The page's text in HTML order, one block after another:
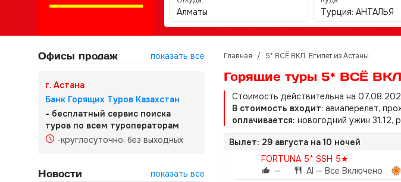
Алматы Турция: АНТАЛЬЯ
Офисы продаж показать все
г. Астана
Банк Горящих Туров Казахстан
- бесплатный сервис поиска
туров по всем туроператорам
-круглосуточно, без выходных
Новости
показать все
Главная / 5* ВСЁ ВКЛ. Египет из Астаны
Горящие туры 5* ВСЁ
Стоимость действительна на
В стоимость входит: авиаперелет,
оплачивается: новогодний ужин 31.12,
Вылет: 29 августа на 10 ночей
FORTUNA 5* SSH 5★
—
AI — Все Включено